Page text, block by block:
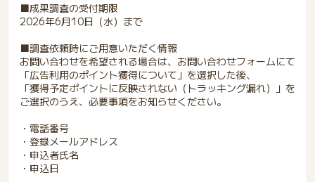
■成果調査の受付期限
2026年6月10日（水）まで
■調査依頼時にご用意いただく情報
お問い合わせを希望される場合は、お問い合わせフォームにて
「広告利用のポイント獲得について」を選択した後、
「獲得予定ポイントに反映されない（トラッキング漏れ）」を
ご選択のうえ、必要事項をお知らせください。
・電話番号
・登録メールアドレス
・申込者氏名
・申込日